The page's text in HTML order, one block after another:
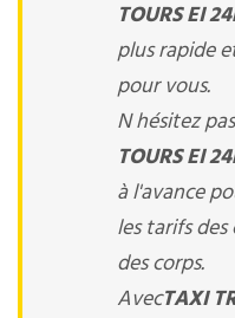
TOURS EI
plus rapide
pour vous.
N hésitez
TOURS EI
à l'avance
les tarifs
des corps.
AvecTAXI